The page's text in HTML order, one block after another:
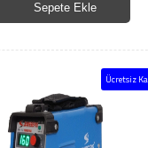
Sepete Ekle
Ücretsiz